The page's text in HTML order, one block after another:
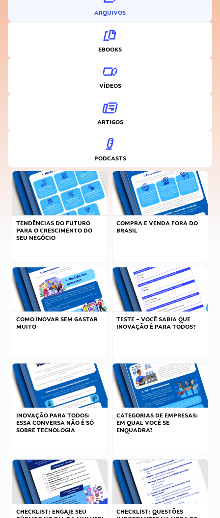
ARQUIVOS
EBOOKS
VÍDEOS
ARTIGOS
PODCASTS
TENDÊNCIAS DO FUTURO
PARA O CRESCIMENTO DO
SEU NEGÓCIO
COMPRA E VENDA FORA DO
BRASIL
COMO INOVAR SEM GASTAR
MUITO
TESTE – VOCÊ SABIA QUE
INOVAÇÃO É PARA TODOS?
INOVAÇÃO PARA TODOS:
ESSA CONVERSA NÃO É SÓ
SOBRE TECNOLOGIA
CATEGORIAS DE EMPRESAS:
EM QUAL VOCÊ SE
ENQUADRA?
CHECKLIST: ENGAJE SEU
CHECKLIST: QUESTÕES